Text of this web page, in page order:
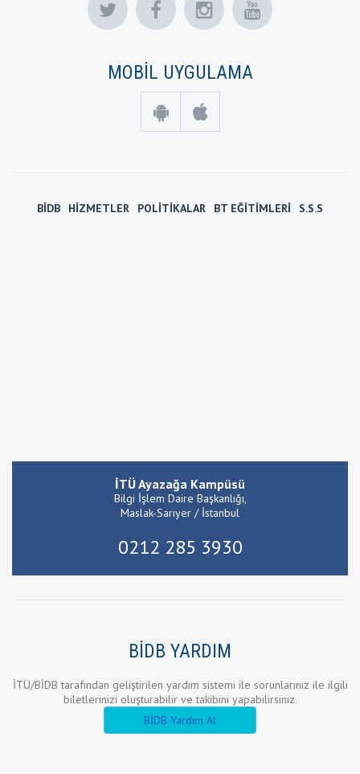
MOBİL UYGULAMA
BİDB HİZMETLER POLİTİKALAR BT EĞİTİMLERİ S.S.S
İTÜ Ayazağa Kampüsü
Bilgi İşlem Daire Başkanlığı,
Maslak-Sarıyer / İstanbul
0212 285 3930
BİDB YARDIM
İTÜ/BİDB tarafından geliştirilen yardım sistemi ile sorunlarınız ile ilgili
biletlerinizi oluşturabilir ve takibini yapabilirsiniz.
BİDB Yardım Al